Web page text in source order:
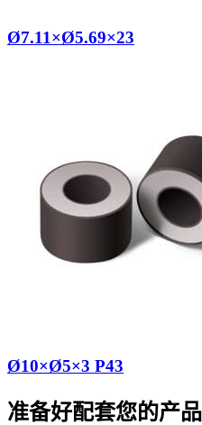
Ø7.11×Ø5.69×23
Ø10×Ø5×3 P43
准备好配套您的产品